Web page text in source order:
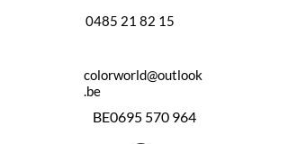
0485 21 82 15
colorworld@outlook
.be
BE0695 570 964